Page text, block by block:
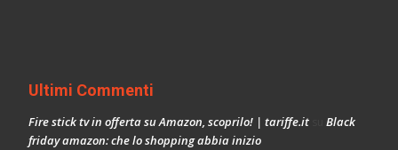
Ultimi Commenti
Fire stick tv in offerta su Amazon, scoprilo! | tariffe.it
Black
friday amazon: che lo shopping abbia inizio